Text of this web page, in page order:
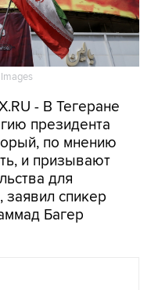
- В Тегеране
президента
по мнению
и призывают
для
заявил спикер
Багер